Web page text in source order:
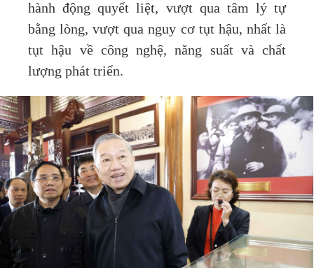
hành động quyết liệt, vượt qua tâm lý tự
bằng lòng, vượt qua nguy cơ tụt hậu, nhất là
tụt hậu về công nghệ, năng suất và chất
lượng phát triển.